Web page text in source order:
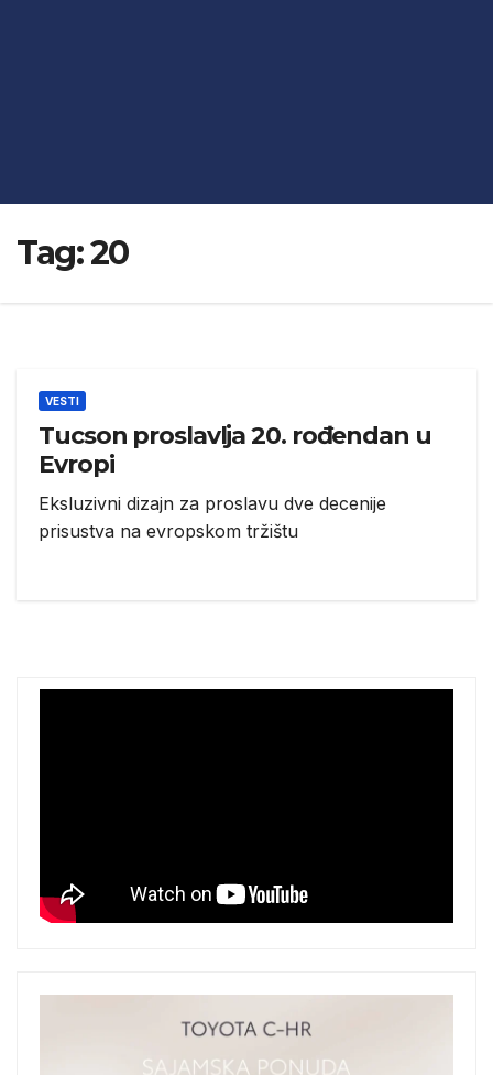
Tag:20
VESTI
Tucson proslavlja 20. rođendan u
Evropi
Eksluzivni dizajn za proslavu dve decenije
prisustva na evropskom tržištu